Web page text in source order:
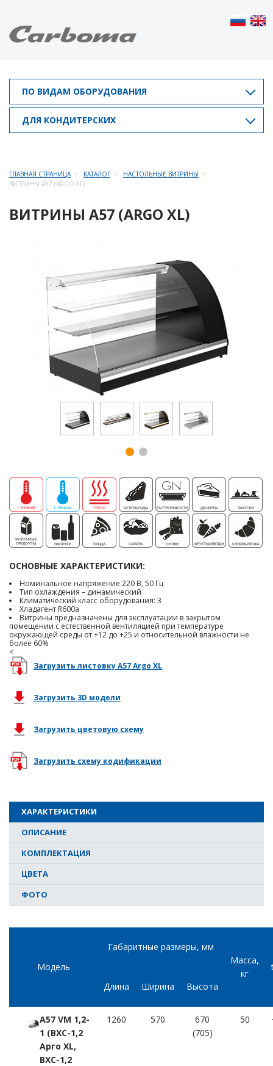
ПО ВИДАМ ОБОРУДОВАНИЯ
ДЛЯ КОНДИТЕРСКИХ
ГЛАВНАЯ СТРАНИЦА КАТАЛОГ
НАСТОЛЬНЫЕ ВИТРИНЫ
ВИТРИНЫ A57 (ARGO XL)
ВИТРИНЫ A57 (ARGO XL)
ОСНОВНЫЕ ХАРАКТЕРИСТИКИ:
Номинальное напряжение 220 В, 50 Гц
Тип охлаждения – динамический
Климатический класс оборудования: 3
Хладагент R600a
Витрины предназначены для эксплуатации в закрытом
помещении с естественной вентиляцией при температуре
окружающей среды от +12 до +25 и относительной влажности не
более 60%
<
Загрузить листовку A57 Argo XL
Загрузить 3D модели
Загрузить цветовую схему
Загрузить схему кодификации
ХАРАКТЕРИСТИКИ
ОПИСАНИЕ
КОМПЛЕКТАЦИЯ
ЦВЕТА
ФОТО
Модель
Габаритные размеры, мм
Масса,
кг
Длина
Ширина Высота
A57 VM 1,2-
1 (ВХС-1,2
Арго XL,
ВХС-1,2
1260 570
670
(705)
50